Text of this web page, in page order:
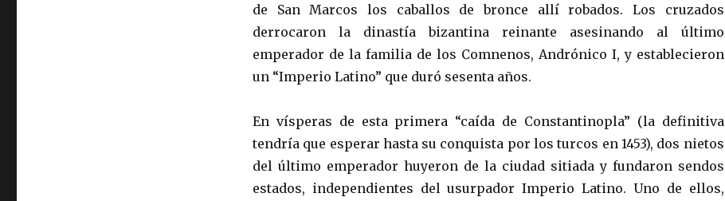
de San Marcos los caballos de bronce allí robados. Los cruzados
derrocaron la dinastía bizantina reinante asesinando al último
emperador de la familia de los Comnenos, Andrónico I, y establecieron
un “Imperio Latino” que duró sesenta años.
En vísperas de esta primera “caída de Constantinopla” (la definitiva
tendría que esperar hasta su conquista por los turcos en 1453), dos nietos
del último emperador huyeron de la ciudad sitiada y fundaron sendos
estados, independientes del usurpador Imperio Latino. Uno de ellos,